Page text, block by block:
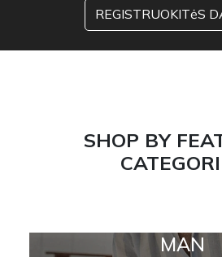
REGISTRUOKITėS
SHOP BY
MAN